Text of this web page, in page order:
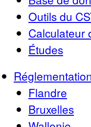
Outils du
Calculateur
Études
Flandre
Bruxelles